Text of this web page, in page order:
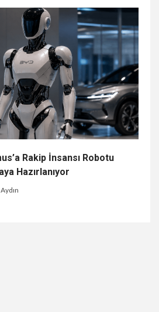
Rakip İnsansı Robotu
Hazırlanıyor